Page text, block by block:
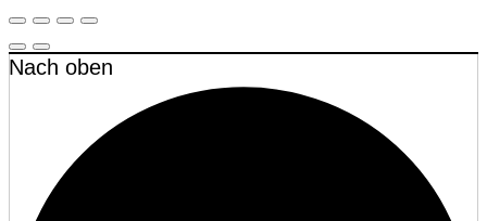
Nach oben